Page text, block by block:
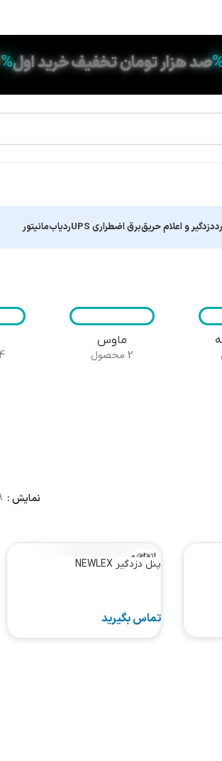
دزدگیر و اعلام حریقبرق اضطراری UPS ردیابمانیتور
ماوس
2 محصول 4
نمایش
اتمام م
وجود
پنل دزدگیر NEWLEX
صد هزار تومان تخفیف خرید اول%